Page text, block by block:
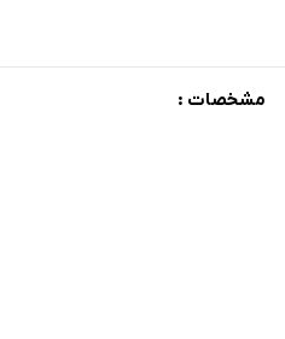
مشخصات :